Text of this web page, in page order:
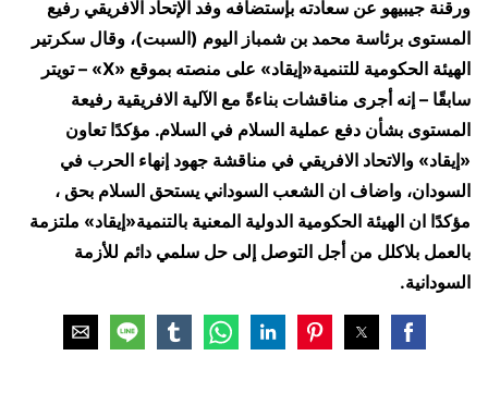
ورقنة جيبيهو عن سعادته بإستضافه وفد الإتحاد الافريقي رفيع
المستوى برئاسة محمد بن شمباز اليوم (السبت)، وقال سكرتير
الهيئة الحكومية للتنمية«إيقاد» على منصته بموقع «X» – تويتر
سابقًا – إنه أجرى مناقشات بناءةً مع الآلية الافريقية رفيعة
المستوى بشأن دفع عملية السلام في السلام. مؤكدًا تعاون
«إيقاد» والاتحاد الافريقي في مناقشة جهود إنهاء الحرب في
السودان، واضاف ان الشعب السوداني يستحق السلام بحق ،
مؤكدًا ان الهيئة الحكومية الدولية المعنية بالتنمية«إيقاد» ملتزمة
بالعمل بلاكلل من أجل التوصل إلى حل سلمي دائم للأزمة
السودانية.